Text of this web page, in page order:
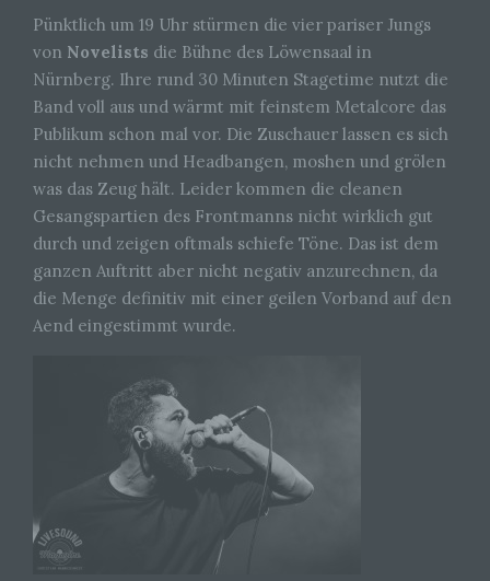
Pünktlich um 19 Uhr stürmen die vier pariser Jungs
von Novelists die Bühne des Löwensaal in
Nürnberg. Ihre rund 30 Minuten Stagetime nutzt die
Band voll aus und wärmt mit feinstem Metalcore das
Publikum schon mal vor. Die Zuschauer lassen es sich
nicht nehmen und Headbangen, moshen und grölen
was das Zeug hält. Leider kommen die cleanen
Gesangspartien des Frontmanns nicht wirklich gut
durch und zeigen oftmals schiefe Töne. Das ist dem
ganzen Auftritt aber nicht negativ anzurechnen, da
die Menge definitiv mit einer geilen Vorband auf den
Aend eingestimmt wurde.